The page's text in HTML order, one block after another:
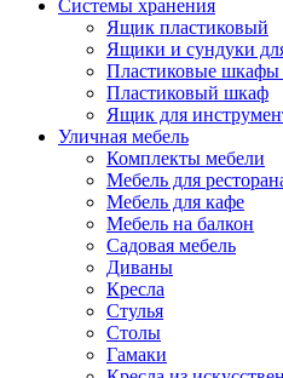
Системы хранения
Ящик пластиковый
Ящики и сундуки
Пластиковые
Пластиковый шкаф
Ящик для
Уличная мебель
Комплекты мебели
Мебель для
Мебель для кафе
Мебель на балкон
Садовая мебель
Диваны
Кресла
Стулья
Столы
Гамаки